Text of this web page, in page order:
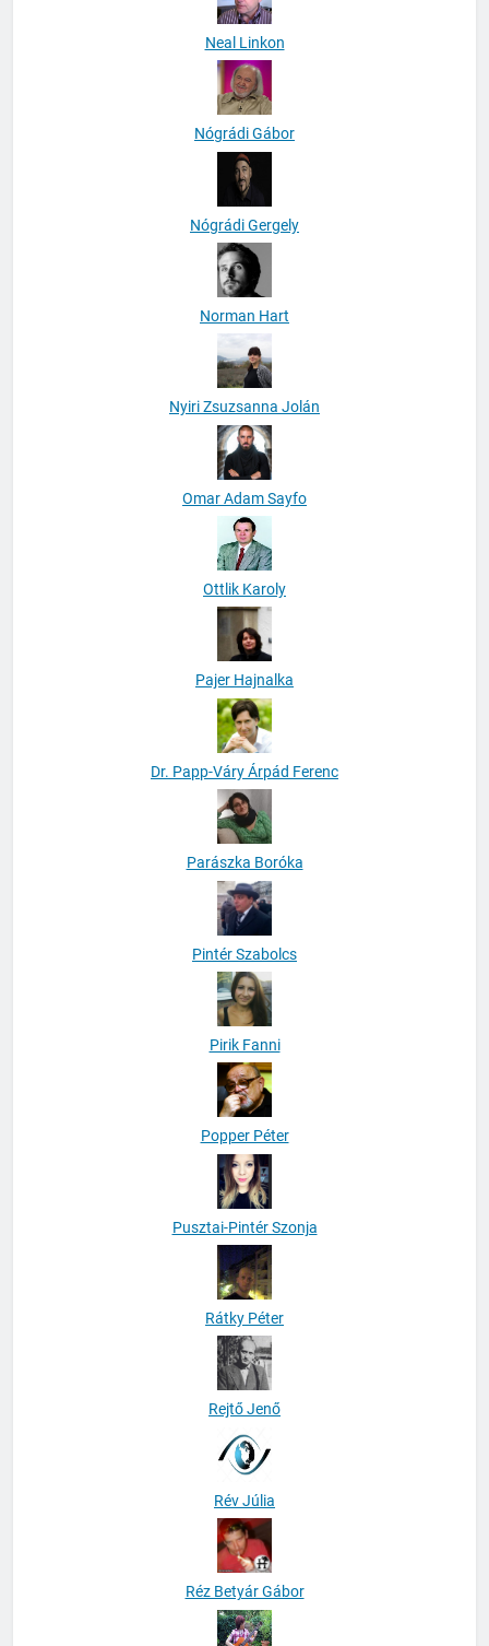
Neal Linkon
Nógrádi Gábor
Nógrádi Gergely
Norman Hart
Nyiri Zsuzsanna Jolán
Omar Adam Sayfo
Ottlik Karoly
Pajer Hajnalka
Dr. Papp-Váry Árpád Ferenc
Parászka Boróka
Pintér Szabolcs
Pirik Fanni
Popper Péter
Pusztai-Pintér Szonja
Rátky Péter
Rejtő Jenő
Rév Júlia
Réz Betyár Gábor